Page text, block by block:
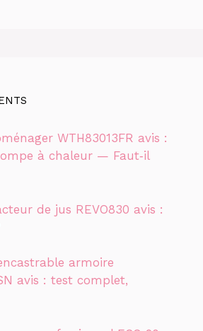
WTH83013FR avis :
à chaleur — Faut‑il
de jus REVO830 avis :
armoire
avis : test complet,